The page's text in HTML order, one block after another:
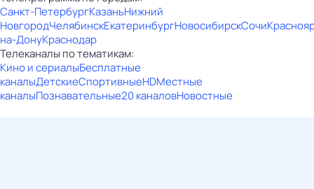
Санкт-ПетербургКазаньНижний
НовгородЧелябинскЕкатеринбургНовосибирскСочи
на-ДонуКраснодар
Телеканалы по тематикам:
Кино и сериалыБесплатные
каналыДетскиеСпортивныеHDМестные
каналыПознавательные20 каналовНовостные